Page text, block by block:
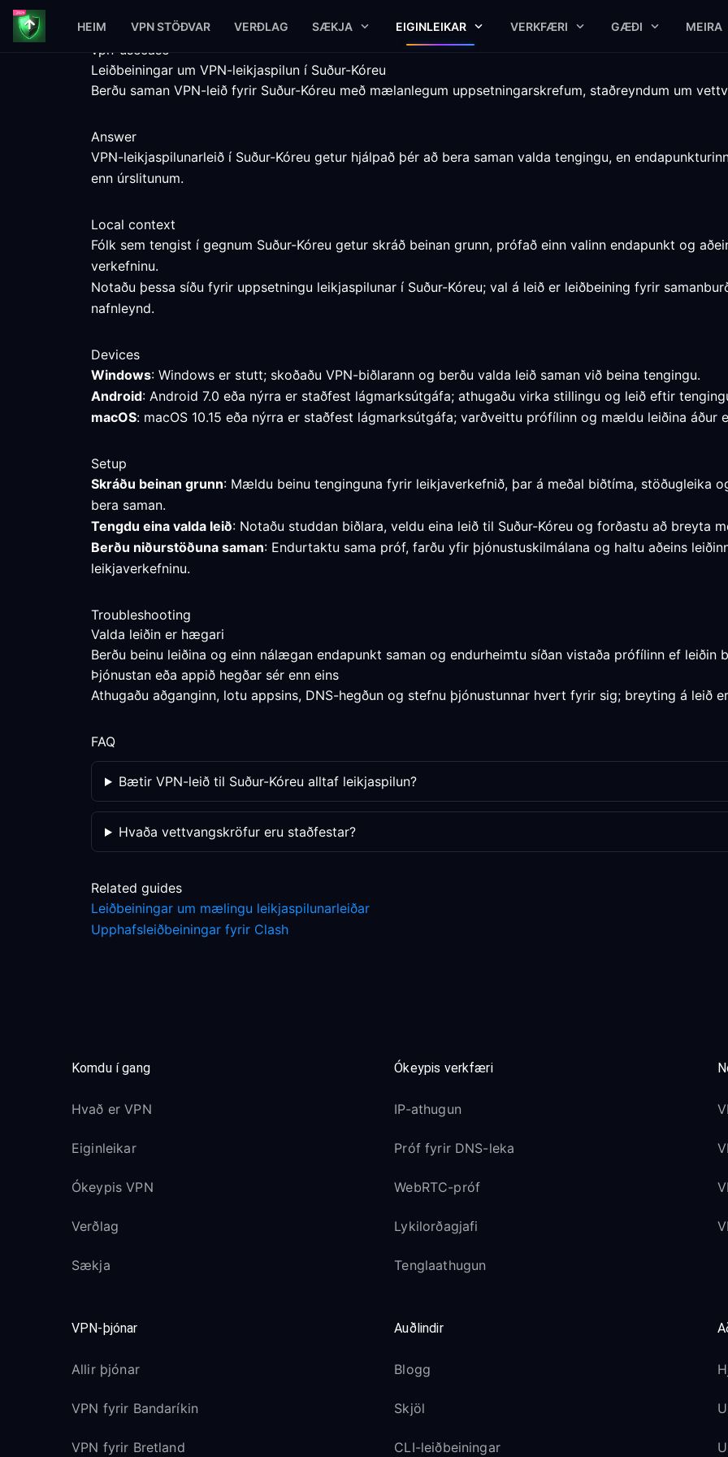
HEIM VPN STÖÐVAR VERÐLAG SÆKJA EIGINLEIKAR VERKFÆRI GÆÐI MEIRA
vpn-usecase
Leiðbeiningar um VPN-leikjaspilun í Suður-Kóreu
Berðu saman VPN-leið fyrir Suður-Kóreu með mælanlegum uppsetningarskrefum, staðreyndum um
Answer
VPN-leikjaspilunarleið í Suður-Kóreu getur hjálpað þér að bera saman valda tengingu, en
enn úrslitunum.
Local context
Fólk sem tengist í gegnum Suður-Kóreu getur skráð beinan grunn, prófað einn valinn endapunkt og
verkefninu.
Notaðu þessa síðu fyrir uppsetningu leikjaspilunar í Suður-Kóreu; val á leið er leiðbeining fyrir
nafnleynd.
Devices
Windows: Windows er stutt; skoðaðu VPN-biðlarann og berðu valda leið saman við beina tengingu.
Android: Android 7.0 eða nýrra er staðfest lágmarksútgáfa; athugaðu virka stillingu og leið eftir
macOS: macOS 10.15 eða nýrra er staðfest lágmarksútgáfa; varðveittu prófílinn og mældu leiðina áður
Setup
Skráðu beinan grunn: Mældu beinu tenginguna fyrir leikjaverkefnið, þar á meðal biðtíma, stöðugleika
bera saman.
Tengdu eina valda leið: Notaðu studdan biðlara, veldu eina leið til Suður-Kóreu og forðastu að breyta
Berðu niðurstöðuna saman: Endurtaktu sama próf, farðu yfir þjónustuskilmálana og haltu aðeins
leikjaverkefninu.
Troubleshooting
Valda leiðin er hægari
Berðu beinu leiðina og einn nálægan endapunkt saman og endurheimtu síðan vistaða prófílinn ef
Þjónustan eða appið hegðar sér enn eins
Athugaðu aðganginn, lotu appsins, DNS-hegðun og stefnu þjónustunnar hvert fyrir sig; breyting á leið
FAQ
Bætir VPN-leið til Suður-Kóreu alltaf leikjaspilun?
Hvaða vettvangskröfur eru staðfestar?
Related guides
Leiðbeiningar um mælingu leikjaspilunarleiðar
Upphafsleiðbeiningar fyrir Clash
Komdu í gang
Hvað er VPN
Eiginleikar
Ókeypis VPN
Verðlag
Sækja
Ókeypis verkfæri
IP-athugun
Próf fyrir DNS-leka
WebRTC-próf
Lykilorðagjafi
Tenglaathugun
VPN-þjónar
Allir þjónar
VPN fyrir Bandaríkin
VPN fyrir Bretland
Auðlindir
Blogg
Skjöl
CLI-leiðbeiningar